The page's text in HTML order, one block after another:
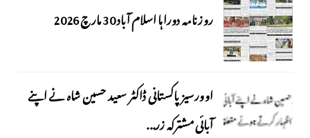
روزنامہ دوراہا اسلام آباد 30 مارچ 2026
اوورسیز پاکستانی ڈاکٹر سعید حسین شاہ نے اپنے
آبائی مشترکہ زر...